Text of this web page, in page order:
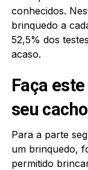
conhecidos.
brinquedo a
52,5% dos
acaso.
Faça
seu
Para a parte
um brinquedo,
permitido